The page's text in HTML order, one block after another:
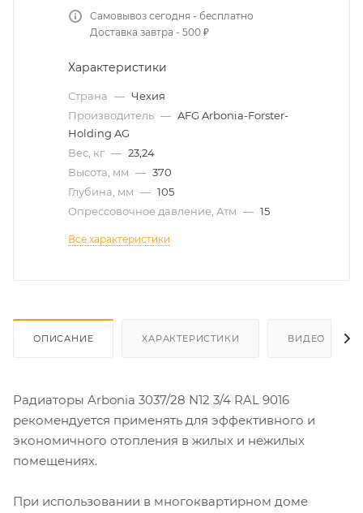
Самовывоз сегодня - бесплатно
Доставка завтра - 500 ₽
Характеристики
Страна — Чехия
Производитель — AFG Arbonia-Forster-
Holding AG
Вес, кг — 23,24
Высота, мм — 370
Глубина, мм — 105
Опрессовочное давление, Атм — 15
Все характеристики
ОПИСАНИЕ ХАРАКТЕРИСТИКИ ВИДЕО
Радиаторы Arbonia 3037/28 N12 3/4 RAL 9016
рекомендуется применять для эффективного и
экономичного отопления в жилых и нежилых
помещениях.
При использовании в многоквартирном доме